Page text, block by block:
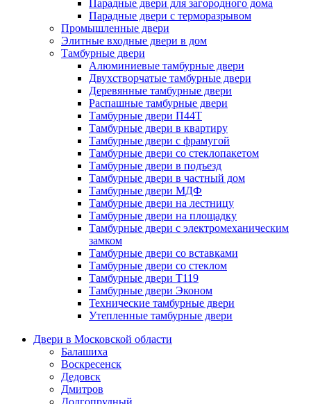
Парадные двери для загородного дома
Парадные двери с терморазрывом
Промышленные двери
Элитные входные двери в дом
Тамбурные двери
Алюминиевые тамбурные двери
Двухстворчатые тамбурные двери
Деревянные тамбурные двери
Распашные тамбурные двери
Тамбурные двери П44Т
Тамбурные двери в квартиру
Тамбурные двери с фрамугой
Тамбурные двери со стеклопакетом
Тамбурные двери в подъезд
Тамбурные двери в частный дом
Тамбурные двери МДФ
Тамбурные двери на лестницу
Тамбурные двери на площадку
Тамбурные двери с электромеханическим
замком
Тамбурные двери со вставками
Тамбурные двери со стеклом
Тамбурные двери Т119
Тамбурные двери Эконом
Технические тамбурные двери
Утепленные тамбурные двери
Двери в Московской области
Балашиха
Воскресенск
Дедовск
Дмитров
Долгопрудный